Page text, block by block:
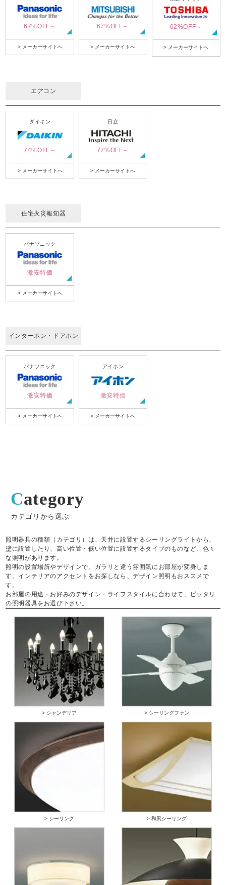
67%OFF～
> メーカーサイトへ
67%OFF～
> メーカーサイトへ
62%OFF～
> メーカーサイトへ
エアコン
ダイキン
74%OFF～
> メーカーサイトへ
日立
77%OFF～
> メーカーサイトへ
住宅火災報知器
パナソニック
激安特価
> メーカーサイトへ
インターホン・ドアホン
パナソニック
激安特価
> メーカーサイトへ
アイホン
激安特価
> メーカーサイトへ
Category
カテゴリから選ぶ
照明器具の種類（カテゴリ）は、天井に設置するシーリングライトから、
壁に設置したり、高い位置・低い位置に設置するタイプのものなど、色々
な照明があります。
照明の設置場所やデザインで、ガラリと違う雰囲気にお部屋が変身しま
す。インテリアのアクセントをお探しなら、デザイン照明もおススメで
す。
お部屋の用途・お好みのデザイン・ライフスタイルに合わせて、ピッタリ
の照明器具をお選び下さい。
> シャンデリア > シーリングファン
> シーリング > 和風シーリング